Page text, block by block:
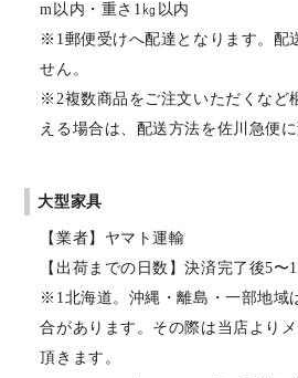
m以内・重さ1㎏以内
※1郵便受けへ配達となります。配
せん。
※2複数商品をご注文いただくなど
える場合は、配送方法を佐川急便に
大型家具
【業者】ヤマト運輸
【出荷までの日数】決済完了後5〜
※1北海道。沖縄・離島・一部地域
合があります。その際は当店より
頂きます。